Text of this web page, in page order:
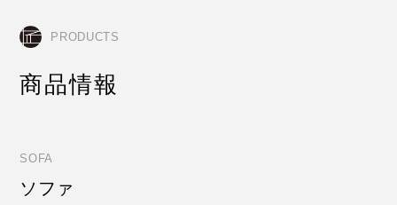
PRODUCTS
商品情報
SOFA
ソファ